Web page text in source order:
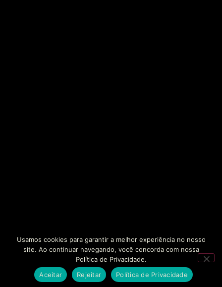
Usamos cookies para garantir a melhor experiência no nosso
site. Ao continuar navegando, você concorda com nossa
Política de Privacidade.
Aceitar
Rejeitar Política de Privacidade